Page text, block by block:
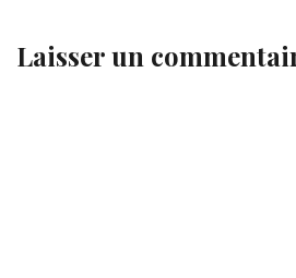
Laisser un